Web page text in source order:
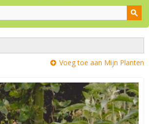
Voeg toe aan Mijn Planten